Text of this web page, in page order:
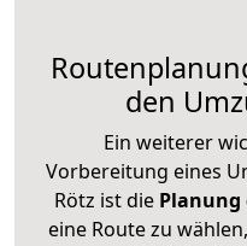
den
Ein weiterer
Vorbereitung eines
Rötz ist die Planung
eine Route zu